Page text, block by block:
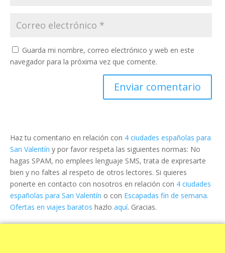
Guarda mi nombre, correo electrónico y web en este
navegador para la próxima vez que comente.
Haz tu comentario en relación con 4 ciudades españolas para
San Valentín y por favor respeta las siguientes normas: No
hagas SPAM, no emplees lenguaje SMS, trata de expresarte
bien y no faltes al respeto de otros lectores. Si quieres
ponerte en contacto con nosotros en relación con 4 ciudades
españolas para San Valentín o con Escapadas fin de semana.
Ofertas en viajes baratos hazlo aquí. Gracias.